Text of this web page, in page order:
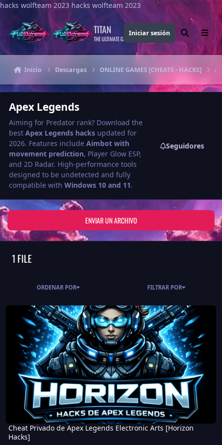
hacks wolfteam 2023 Saltar al contenido
hacks wolfteam 2023
TITAN
THE ULTIMATE GAMING THEME
Iniciar sesión BuscarMenu
Inicio Descargas ONLINE GAMES [CHEATS - HACKS]
Apex Legends
Aiming for Predator rank? Download the
bestApex Legends hacks updated for
2026. Features includeAimbot with
movement prediction, Player Glow ESP,
and 2D Radar. High-performance tools
designed to be undetected and fully
compatible withWindows 10 and 11.
Seguidores
ENVIAR UN ARCHIVO
1 FILE
ORDENAR POR FILTRAR POR
Cheat Privado de Apex Legends Electronic Arts [Horizon Hacks]
Cheat Privado de Apex Legends Electronic Arts [Horizon
Hacks]